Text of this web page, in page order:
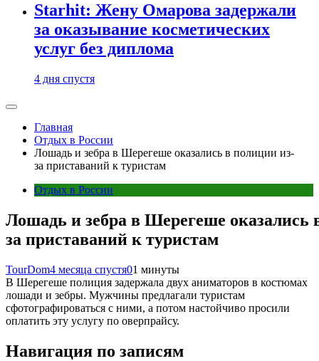
Starhit: Жену Омарова задержали
за оказывание косметических
услуг без диплома
4 дня спустя
Главная
Отдых в России
Лошадь и зебра в Шерегеше оказались в полиции из-
за приставаний к туристам
Отдых в России
Лошадь и зебра в Шерегеше оказались
за приставаний к туристам
TourDom4 месяца спустя01 минуты
В Шерегеше полиция задержала двух аниматоров в костюмах
лошади и зебры. Мужчины предлагали туристам
сфотографироваться с ними, а потом настойчиво просили
оплатить эту услугу по оверпрайсу.
Навигация по записям